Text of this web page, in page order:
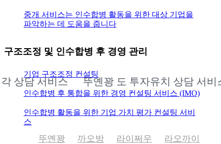
중개 서비스는 인수합병 활동을 위한 대상 기업을
파악하는 데 도움을 줍니다
구조조정 및 인수합병 후 경영 관리
기업 구조조정 컨설팅
인수합병 후 통합을 위한 경영 컨설팅 서비스 (IMO)
인수합병 활동을 위한 기업 가치 평가 컨설팅 서비
스
담 서비스 뚜옌꽝 도 투자유치 상담 서비스
뚜옌꽝 까오방 라이쩌우 라오까이